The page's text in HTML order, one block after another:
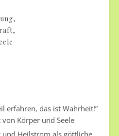
erfahren, das ist Wahrheit!”
Körper und Seele
Heilstrom als göttliche